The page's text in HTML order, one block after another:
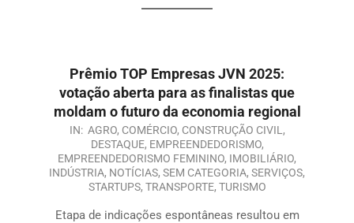
Prêmio TOP Empresas JVN 2025:
votação aberta para as finalistas que
moldam o futuro da economia regional
IN: AGRO, COMÉRCIO, CONSTRUÇÃO CIVIL ,
DESTAQUE, EMPREENDEDORISMO,
EMPREENDEDORISMO FEMININO, IMOBILIÁRIO,
INDÚSTRIA, NOTÍCIAS, SEM CATEGORIA, SERVIÇOS,
STARTUPS, TRANSPORTE, TURISMO
Etapa de indicações espontâneas resultou em